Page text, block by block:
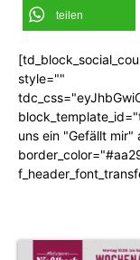
teilen
style=""
uns ein "Gefällt